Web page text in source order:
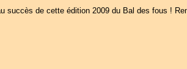
de cette édition 2009 du Bal des fous !